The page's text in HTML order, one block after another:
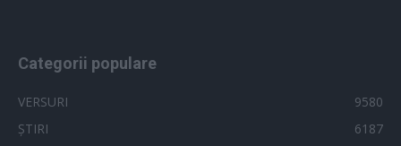
Categorii populare
VERSURI
9580
ȘTIRI
6187